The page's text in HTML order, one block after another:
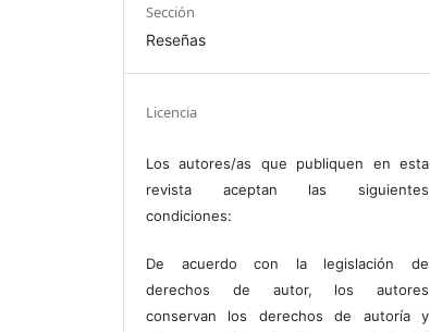
Sección
Reseñas
Licencia
Los autores/as que publiquen en esta
revista aceptan las siguientes
condiciones:
De acuerdo con la legislación de
derechos de autor, los autores
conservan los derechos de autoría y